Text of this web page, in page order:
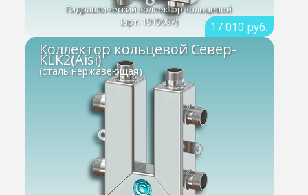
17 010 руб.
Гидравлический коллектор кольцевой
(арт. 1915087)
Коллектор кольцевой Север-
КLК2(Aisi)
(сталь нержавеющая)